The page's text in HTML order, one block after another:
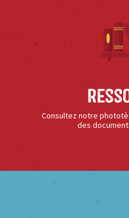
Consultez notre
des